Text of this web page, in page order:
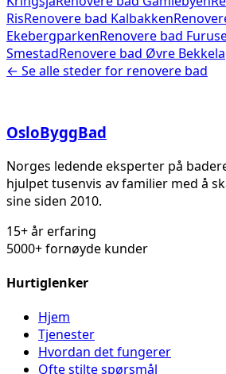
RisRenovere bad Kalbakken
EkebergparkenRenovere bad
SmestadRenovere bad Øvre
← Se alle steder for renovere bad
OsloByggBad
Norges ledende eksperter på
hjulpet tusenvis av familier med å
sine siden 2010.
15+ år erfaring
5000+ fornøyde kunder
Hurtiglenker
Hjem
Tjenester
Hvordan det fungerer
Ofte stilte spørsmål